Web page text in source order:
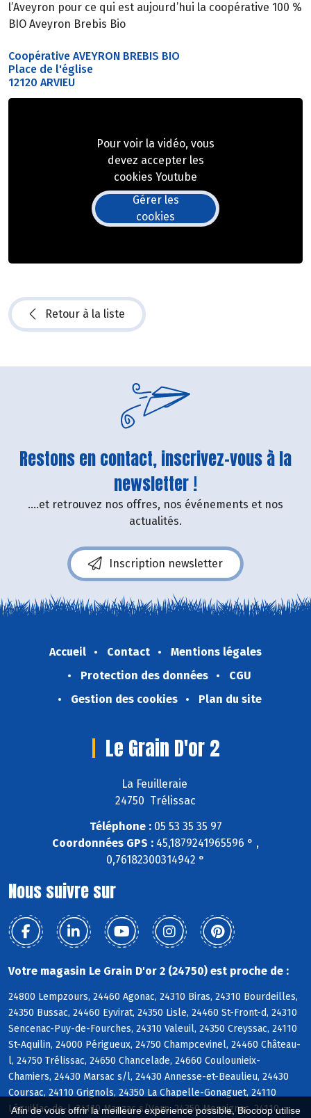
Afin de vous offrir la meilleure expérience possible, Biocoop utilise
l’Aveyron pour ce qui est aujourd’hui la coopérative 100 %
BIO Aveyron Brebis Bio
Coopérative AVEYRON BREBIS BIO
Place de l'église
12120 ARVIEU
Pour voir la vidéo, vous
devez accepter les
cookies Youtube
Gérer les
cookies
Retour à la liste
Restons en contact, inscrivez-vous à la
newsletter !
....et retrouvez nos offres, nos événements et nos
actualités.
Inscription newsletter
Accueil Contact
Mentions légales
Protection des données
CGU
Gestion des cookies
Plan du site
Le Grain D'or 2
La Feuilleraie
24750 Trélissac
Téléphone :05 53 35 35 97
Coordonnées GPS : 45,1879241965596 ° ,
0,76182300314942 °
Nous suivre sur
Votre magasin Le Grain D'or 2 (24750) est proche de :
24800 Lempzours, 24460 Agonac, 24310 Biras, 24310 Bourdeilles,
24350 Bussac, 24460 Eyvirat, 24350 Lisle, 24460 St-Front-d, 24310
Sencenac-Puy-de-Fourches, 24310 Valeuil, 24350 Creyssac, 24110
St-Aquilin, 24000 Périgueux, 24750 Champcevinel, 24460 Château-
l, 24750 Trélissac, 24650 Chancelade, 24660 Coulounieix-
Chamiers, 24430 Marsac s/l, 24430 Annesse-et-Beaulieu, 24430
Coursac, 24110 Grignols, 24350 La Chapelle-Gonaguet, 24110
Léguillac-de-l, 24110 Manzac s/Vern, 24350 Mensignac, 24110